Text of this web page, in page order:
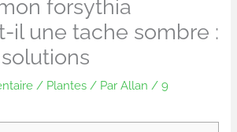
forsythia
il une tache sombre :
/ Plantes / ParAllan /9